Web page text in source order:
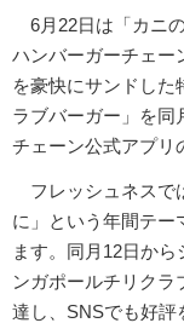
6月22日は「カニ
ハンバーガーチェー
を豪快にサンドした
ラブバーガー」を同
チェーン公式アプリ
フレッシュネスで
に」という年間テー
ます。同月12日か
ンガポールチリクラ
達し、SNSでも好評